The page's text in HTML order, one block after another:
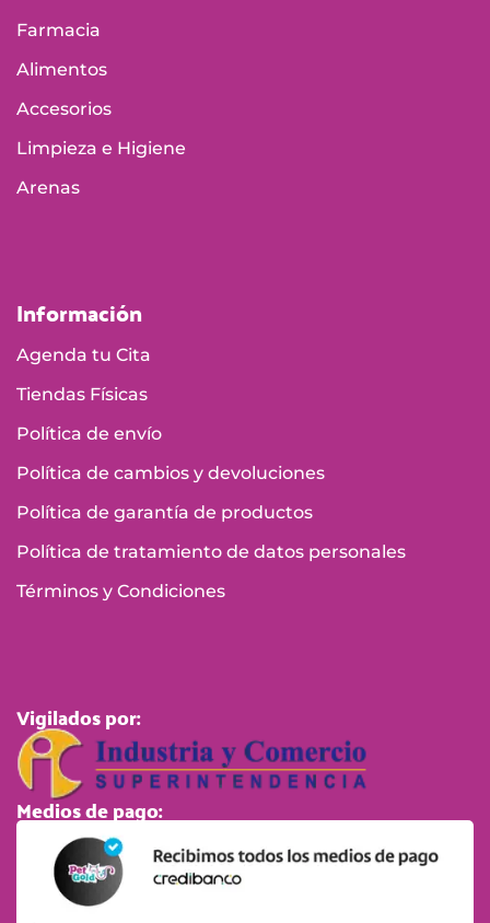
Farmacia
Alimentos
Accesorios
Limpieza e Higiene
Arenas
Información
Agenda tu Cita
Tiendas Físicas
Política de envío
Política de cambios y devoluciones
Política de garantía de productos
Política de tratamiento de datos personales
Términos y Condiciones
Vigilados por:
Medios de pago: